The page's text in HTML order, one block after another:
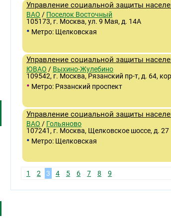
Управление социальной защиты
ВАО / Поселок Восточный
105173, г. Москва, ул. 9 Мая, д. 14А
• Метро: Щелковская
Управление социальной защиты
ЮВАО / Выхино-Жулебино
109542, г. Москва, Рязанский пр-т, д. 64,
• Метро: Рязанский проспект
Управление социальной защиты
ВАО / Гольяново
107241, г. Москва, Щелковское шоссе, д. 27
• Метро: Щелковская
1 2 3 4 5 6 7 8 9